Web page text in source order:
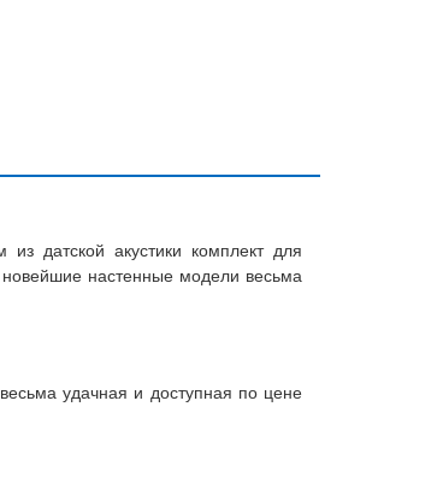
датской акустики комплект для
новейшие настенные модели весьма
удачная и доступная по цене